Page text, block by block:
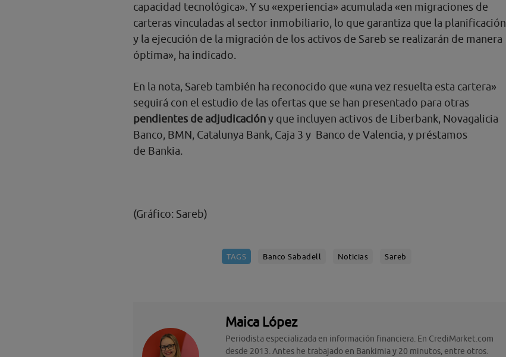
capacidad tecnológica». Y su «experiencia» acumulada «en migraciones de
carteras vinculadas al sector inmobiliario, lo que garantiza que la planificación
y la ejecución de la migración de los activos de Sareb se realizarán de manera
óptima», ha indicado.
En la nota, Sareb también ha reconocido que «una vez resuelta esta cartera»
seguirá con el estudio de las ofertas que se han presentado para otras
pendientes de adjudicacióny que incluyen activos de Liberbank, Novagalicia
Banco, BMN, Catalunya Bank, Caja 3 y Banco de Valencia, y préstamos
de Bankia.
(Gráfico: Sareb)
TAGS Banco Sabadell Noticias Sareb
Maica López
Periodista especializada en información financiera. En CrediMarket.com
desde 2013. Antes he trabajado en Bankimia y 20 minutos, entre otros.